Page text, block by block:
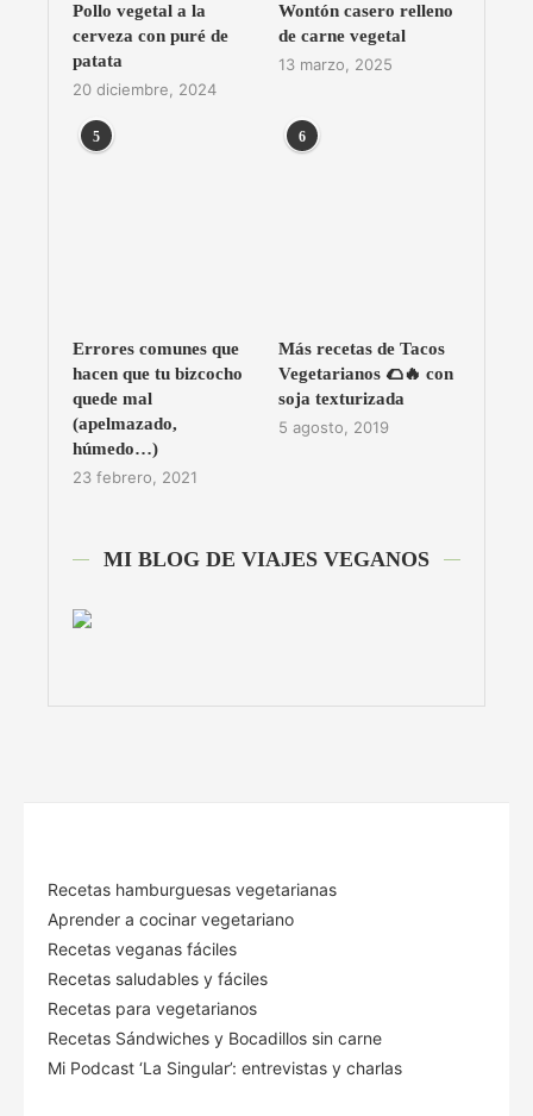
Pollo vegetal a la
cerveza con puré de
patata
20 diciembre, 2024
Wontón casero relleno
de carne vegetal
13 marzo, 2025
5
Errores comunes que
hacen que tu bizcocho
quede mal
(apelmazado,
húmedo…)
23 febrero, 2021
6
Más recetas de Tacos
Vegetarianos 🌮🔥 con
soja texturizada
5 agosto, 2019
MI BLOG DE VIAJES VEGANOS
Recetas hamburguesas vegetarianas
Aprender a cocinar vegetariano
Recetas veganas fáciles
Recetas saludables y fáciles
Recetas para vegetarianos
Recetas Sándwiches y Bocadillos sin carne
Mi Podcast ‘La Singular’: entrevistas y charlas